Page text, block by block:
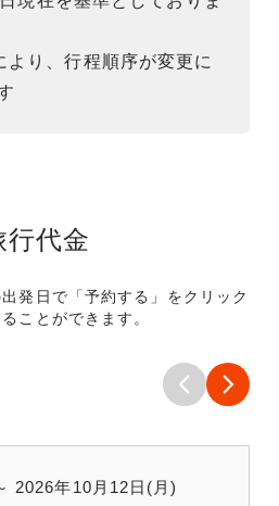
より、行程順序が変更に
行代金
発日で「予約する」をクリック
ことができます。
2026年10月12日(月)